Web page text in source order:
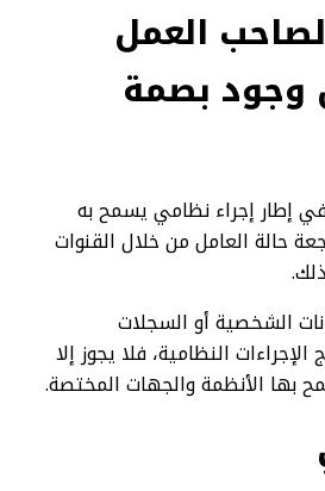
العمل
وجود بصمة
إطار إجراء نظامي يسمح به
حالة العامل من خلال القنوات
الشخصية أو السجلات
الإجراءات النظامية، فلا يجوز إلا
بها الأنظمة والجهات المختصة.